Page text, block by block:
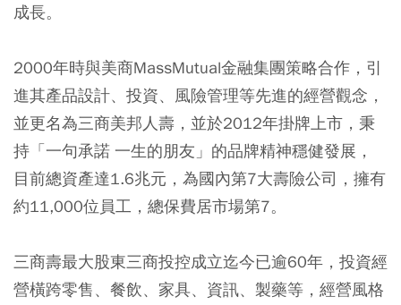
成長。
2000年時與美商MassMutual金融集團策略合作，引
進其產品設計、投資、風險管理等先進的經營觀念，
並更名為三商美邦人壽，並於2012年掛牌上市，秉
持「一句承諾 一生的朋友」的品牌精神穩健發展，
目前總資產達1.6兆元，為國內第7大壽險公司，擁有
約11,000位員工，總保費居市場第7。
三商壽最大股東三商投控成立迄今已逾60年，投資經
營橫跨零售、餐飲、家具、資訊、製藥等，經營風格